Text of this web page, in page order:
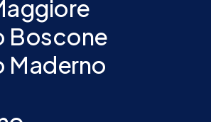
Boscone
Maderno